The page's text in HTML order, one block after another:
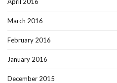
March 2016
February 2016
January 2016
December 2015